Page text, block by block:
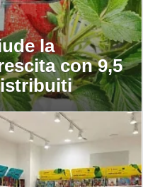
la
con 9,5